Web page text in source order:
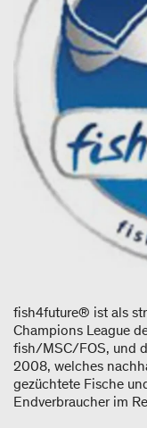
fish4future® ist als
Champions League
fish/MSC/FOS, und
2008, welches
gezüchtete Fische
Endverbraucher im